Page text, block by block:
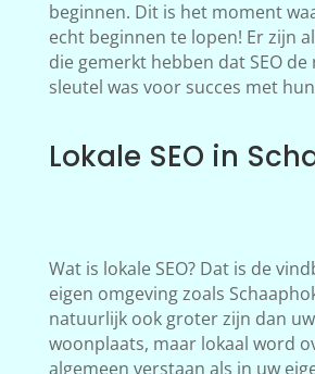
beginnen. Dit is het moment
echt beginnen te lopen! Er zijn
die gemerkt hebben dat SEO de
sleutel was voor succes met
Lokale SEO in
Wat is lokale SEO? Dat is de
eigen omgeving zoals
natuurlijk ook groter zijn dan
woonplaats, maar lokaal word
algemeen verstaan als in uw